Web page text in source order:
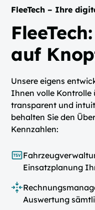
FleeTech – Ihre
auf
Unsere eigens
Ihnen volle Kontrolle
transparent und
behalten Sie den
Kennzahlen:
Einsatzplanung
Auswertung